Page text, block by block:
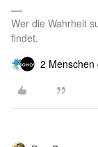
Wer die Wahrheit
findet.
2 Menschen